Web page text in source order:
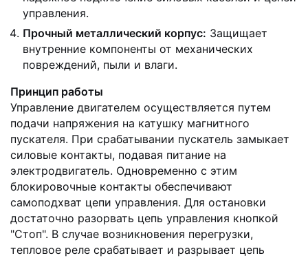
управления.
Прочный металлический корпус: Защищает
внутренние компоненты от механических
повреждений, пыли и влаги.
Принцип работы
Управление двигателем осуществляется путем
подачи напряжения на катушку магнитного
пускателя. При срабатывании пускатель замыкает
силовые контакты, подавая питание на
электродвигатель. Одновременно с этим
блокировочные контакты обеспечивают
самоподхват цепи управления. Для остановки
достаточно разорвать цепь управления кнопкой
"Стоп". В случае возникновения перегрузки,
тепловое реле срабатывает и разрывает цепь